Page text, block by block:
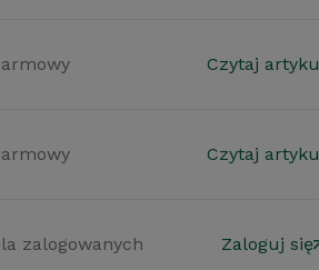
Czytaj
Czytaj
zalogowanych Zaloguj się